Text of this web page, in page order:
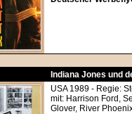
Indiana Jones und
USA 1989 - Regie:
mit: Harrison Ford,
Glover, River